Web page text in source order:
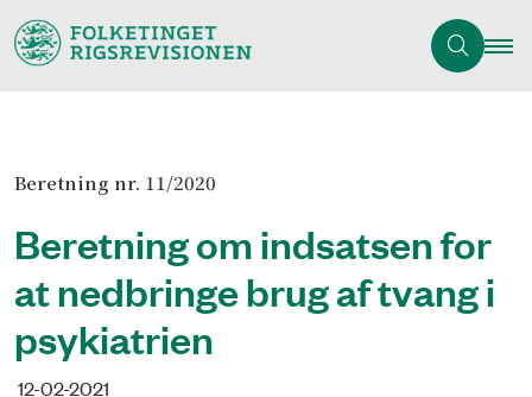
Beretning nr. 11/2020
Beretning om indsatsen for
at nedbringe brug af tvang i
psykiatrien
12-02-2021